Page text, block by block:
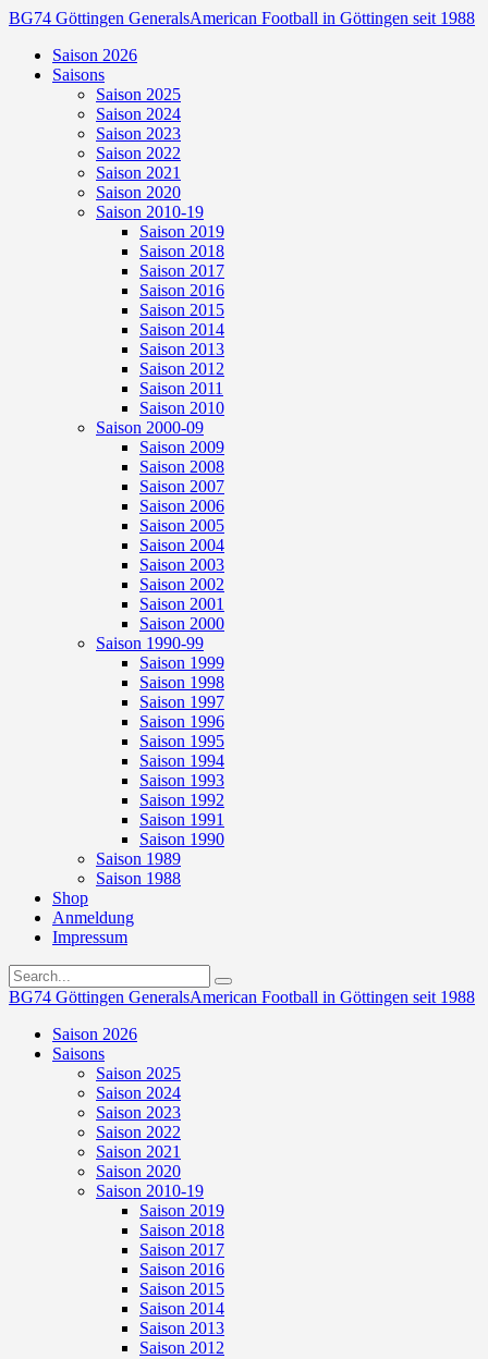
BG74 Göttingen GeneralsAmerican Football in Göttingen seit 1988
Saison 2026
Saisons
Saison 2025
Saison 2024
Saison 2023
Saison 2022
Saison 2021
Saison 2020
Saison 2010-19
Saison 2019
Saison 2018
Saison 2017
Saison 2016
Saison 2015
Saison 2014
Saison 2013
Saison 2012
Saison 2011
Saison 2010
Saison 2000-09
Saison 2009
Saison 2008
Saison 2007
Saison 2006
Saison 2005
Saison 2004
Saison 2003
Saison 2002
Saison 2001
Saison 2000
Saison 1990-99
Saison 1999
Saison 1998
Saison 1997
Saison 1996
Saison 1995
Saison 1994
Saison 1993
Saison 1992
Saison 1991
Saison 1990
Saison 1989
Saison 1988
Shop
Anmeldung
Impressum
BG74 Göttingen GeneralsAmerican Football in Göttingen seit 1988
Saison 2026
Saisons
Saison 2025
Saison 2024
Saison 2023
Saison 2022
Saison 2021
Saison 2020
Saison 2010-19
Saison 2019
Saison 2018
Saison 2017
Saison 2016
Saison 2015
Saison 2014
Saison 2013
Saison 2012